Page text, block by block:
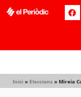
Inici » Eleccions » Mireia